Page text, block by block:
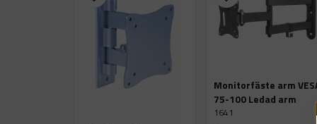
Monitorfäste arm
75-100 Ledad arm
1641